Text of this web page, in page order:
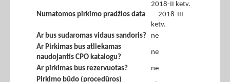
Numatomos pirkimo pradžios data
2018-II ketv.
- 2018-III
ketv.
Ar bus sudaromas vidaus sandoris?
ne
Ar Pirkimas bus atliekamas
naudojantis CPO katalogu?
ne
Ar pirkimas bus rezervuotas?
ne
Pirkimo būdo (procedūros)